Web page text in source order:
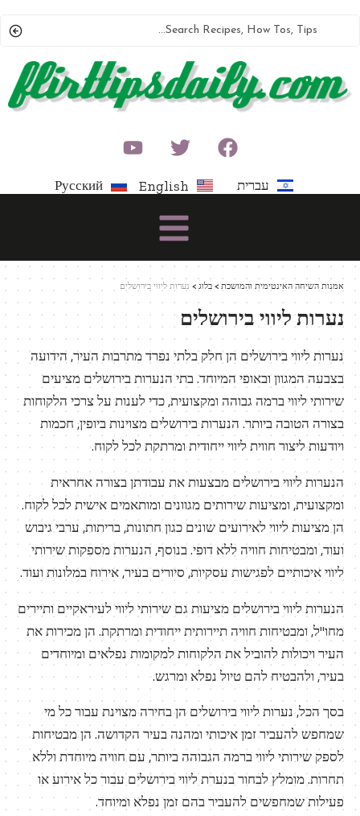
עברית English
Русский
אמנות השיחה האינטימית והמושכת > בלוג > נערות ליווי בירושלים
נערות ליווי בירושלים
נערות ליווי בירושלים הן חלק בלתי נפרד מתרבות העיר, הידועה
בצבעה המגוון ובאופי המיוחד. בתי הנערות בירושלים מציעים
שירותי ליווי ברמה גבוהה ומקצועית, כדי לענות על צרכי הלקוחות
בצורה הטובה ביותר. הנערות בירושלים מצוינות ביופין, חכמות
ויודעות ליצור חווית ליווי ייחודית ומרתקת לכל לקוח.
הנערות ליווי בירושלים מבצעות את עבודתן בצורה אחראית
ומקצועית, ומציעות שירותים מגוונים ומותאמים אישית לכל לקוח.
הן מציעות ליווי לאירועים שונים כגון חתונות, בריתות, ערבי גיבוש
ועוד, ומבטיחות חוויה ללא דופי. בנוסף, הנערות מספקות שירותי
ליווי איכותיים לפגישות עסקיות, סיורים בעיר, אירוח במלונות ועוד.
הנערות ליווי בירושלים מציעות גם שירותי ליווי לעיראקיים ותיירים
מחו"ל, ומבטיחות חוויה תיירותית ייחודית ומרתקת. הן מכירות את
העיר ויכולות להוביל את הלקוחות למקומות נפלאים ומיוחדים
בעיר, ולהבטיח להם טיול נפלא ומרגש.
בסך הכל, נערות ליווי בירושלים הן בחירה מצוינת עבור כל מי
שמחפש להעביר זמן איכותי ומהנה בעיר הקדושה. הן מבטיחות
לספק שירותי ליווי ברמה הגבוהה ביותר, עם חוויה מיוחדת וללא
תחרות. מומלץ לבחור בנערת ליווי בירושלים עבור כל אירוע או
פעילות שמחפשים להעביר בהם זמן נפלא ומיוחד.